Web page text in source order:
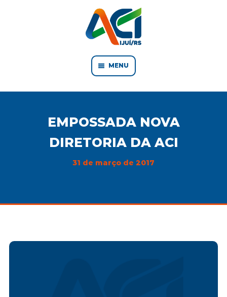
MENU
EMPOSSADA NOVA
DIRETORIA DA ACI
31 de março de 2017